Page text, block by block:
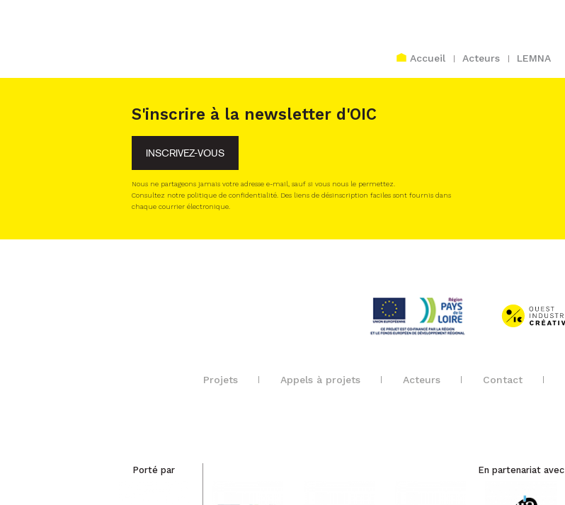
Accueil Acteurs LEMNA
S'inscrire à la newsletter d'OIC
INSCRIVEZ-VOUS
Nous ne partageons jamais votre adresse e-mail, sauf si vous nous le permettez.
Consultez notre politique de confidentialité. Des liens de désinscription faciles sont fournis dans
chaque courrier électronique.
Projets Appels à projets Acteurs Contact
Porté par En partenariat avec